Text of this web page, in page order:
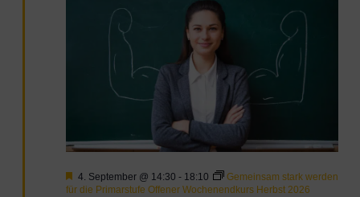
Hervorgehoben
4. September @ 14:30 - 18:10
Gemeinsam stark werden
für die Primarstufe Offener Wochenendkurs Herbst 2026